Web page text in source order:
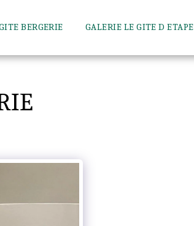
BERGERIE GALERIE LE GITE D ETAPE